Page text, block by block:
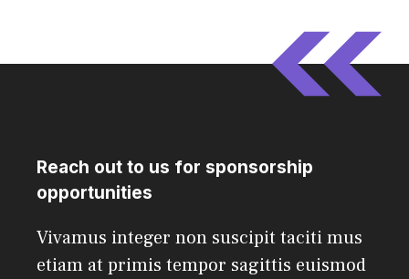
Reach out to us for sponsorship
opportunities
Vivamus integer non suscipit taciti mus
etiam at primis tempor sagittis euismod